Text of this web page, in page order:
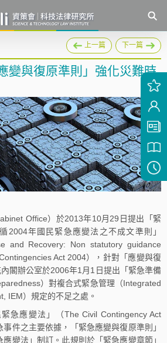
上一篇 下一篇
變與復原準則」強化災難時
Office）於2013年10月29日提出「緊
2004年國民緊急應變法之不成文準則」
and Recovery: Non statutory guidance
Act 2004），針對「應變與復
閣辦公室於2006年1月1日提出「緊急準備
）對複合式緊急管理（Integrated
IEM）規定的不足之處。
應變法」（The Civil Contingency Act
件之主要依據，「緊急應變與復原準則」
變法」制訂。此規則於「緊急應變章節」